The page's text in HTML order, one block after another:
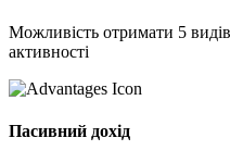
Можливість отримати 5
активності
Пасивний дохід